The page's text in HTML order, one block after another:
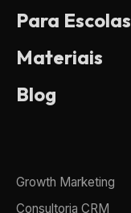
Para Escolas
Materiais
Blog
Growth Marketing
Consultoria CRM